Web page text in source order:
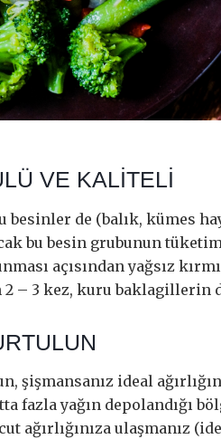
VE KALİTELİ
de (balık, kümes
bu besin grubunun
açısından yağsız
– 3 kez, kuru baklagillerin
şişmansanız ideal
fazla yağın depolandığı
ağırlığınıza ulaşmanız